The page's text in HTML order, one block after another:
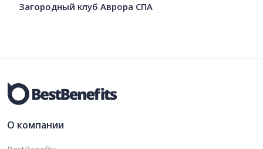
Загородный клуб Аврора СПА
О компании